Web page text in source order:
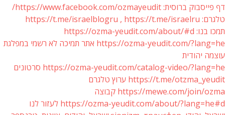
דף פייסבוק ברוסית: https://www.facebook.com/ozmayeudit/
טלגרם: https://t.me/israelblogru , https://t.me/israelru
תמכו בנו: https://ozma-yeudit.com/about/#d
https://ozma-yeudit.com/?lang=he אתר תמיכה לא רשמי במפלגת
עוצמה יהודית
https://ozma-yeudit.com/catalog-video/?lang=he סרטונים
https://t.me/otzma_yeudit ערוץ טלגרם
https://mewe.com/join/ozma קבוצה
https://ozma-yeudit.com/about/?lang=he#d לעזור לנו